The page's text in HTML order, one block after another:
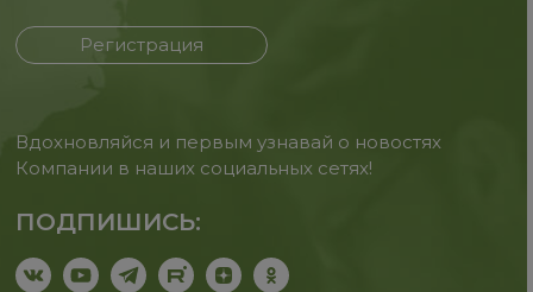
Регистрация
Вдохновляйся и первым узнавай о новостях
Компании в наших социальных сетях!
ПОДПИШИСЬ: